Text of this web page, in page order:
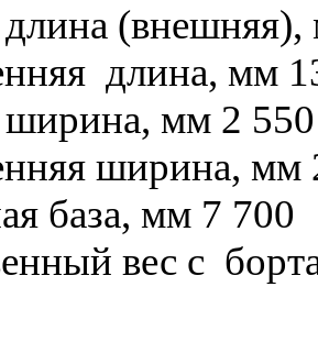
(внешняя),
длина, мм
мм 2 550
ширина, мм
база, мм 7 700
вес с